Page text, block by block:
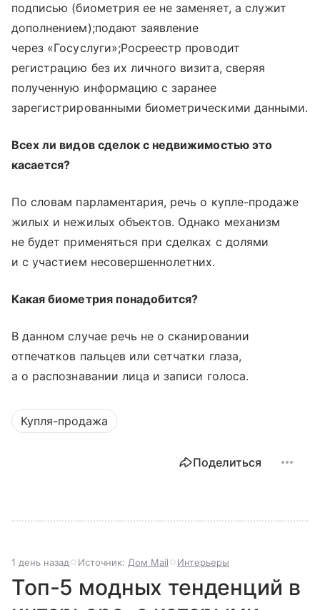
подписью (биометрия ее не заменяет, а служит
дополнением);подают заявление
через «Госуслуги»;Росреестр проводит
регистрацию без их личного визита, сверяя
полученную информацию с заранее
зарегистрированными биометрическими данными.
Всех ли видов сделок с недвижимостью это
касается?
По словам парламентария, речь о купле-продаже
жилых и нежилых объектов. Однако механизм
не будет применяться при сделках с долями
и с участием несовершеннолетних.
Какая биометрия понадобится?
В данном случае речь не о сканировании
отпечатков пальцев или сетчатки глаза,
а о распознавании лица и записи голоса.
Купля-продажа
Поделиться
1 день назад Источник: Дом Mail Интерьеры
Топ-5 модных тенденций в